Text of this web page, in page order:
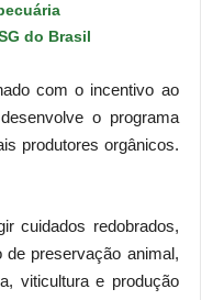
do Brasil
com o incentivo ao
o programa
produtores orgânicos.
cuidados redobrados,
preservação animal,
viticultura e produção